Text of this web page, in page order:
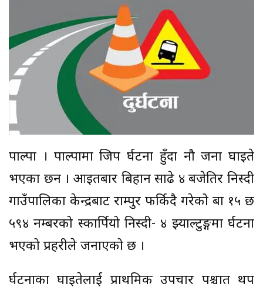
पाल्पा । पाल्पामा जिप दुर्घटना हुँदा नौ जना घाइते
भएका छ्न । आइतबार बिहान साढे ४ बजेतिर निस्दी
गाउँपालिका केन्द्रबाट राम्पुर फर्किदै गरेको बा १५ छ
५९४ नम्बरको स्कार्पियो निस्दी- ४ झ्याल्टुङ्गमा दुर्घटना
भएको प्रहरीले जनाएको छ ।
दुर्घटनाका घाइतेलाई प्राथमिक उपचार पश्चात थप